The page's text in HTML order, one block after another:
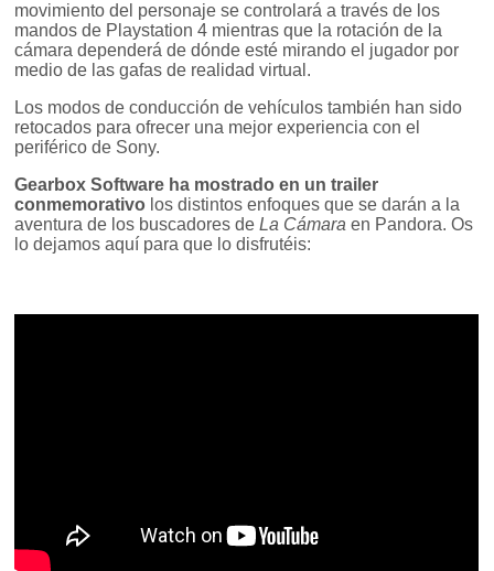
movimiento del personaje se controlará a través de los
mandos de Playstation 4 mientras que la rotación de la
cámara dependerá de dónde esté mirando el jugador por
medio de las gafas de realidad virtual.
Los modos de conducción de vehículos también han sido
retocados para ofrecer una mejor experiencia con el
periférico de Sony.
Gearbox Software ha mostrado en un trailer
conmemorativo los distintos enfoques que se darán a la
aventura de los buscadores deLa Cámara en Pandora. Os
lo dejamos aquí para que lo disfrutéis: